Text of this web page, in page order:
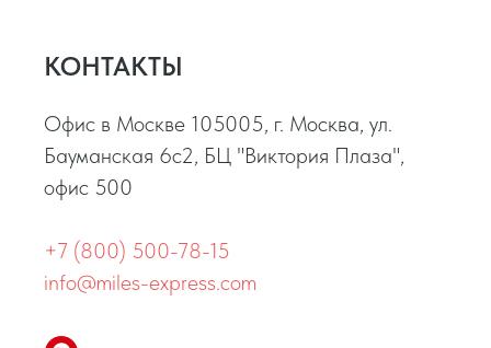
КОНТАКТЫ
Офис в Москве 105005, г. Москва, ул.
Бауманская 6с2, БЦ "Виктория Плаза",
офис 500
+7 (800) 500-78-15
info@miles-express.com